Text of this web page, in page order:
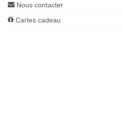
Nous contacter
Cartes cadeau